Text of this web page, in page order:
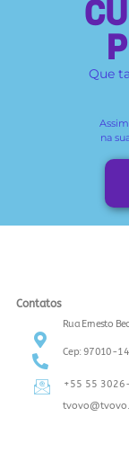
Que
na
Contatos
Rua Ernesto
Cep: 97010-
+55 55